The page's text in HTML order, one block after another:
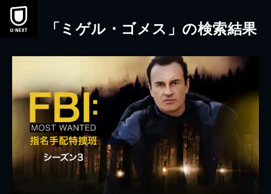
本文へスキップ
「ミゲル・ゴメス」の検索結果